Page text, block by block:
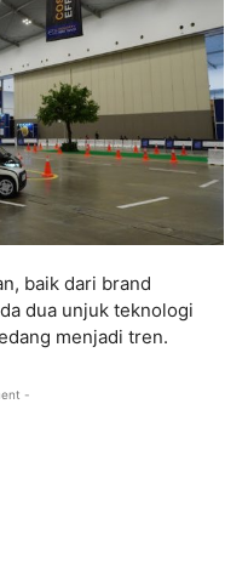
baik dari brand
dua unjuk teknologi
menjadi tren.
-